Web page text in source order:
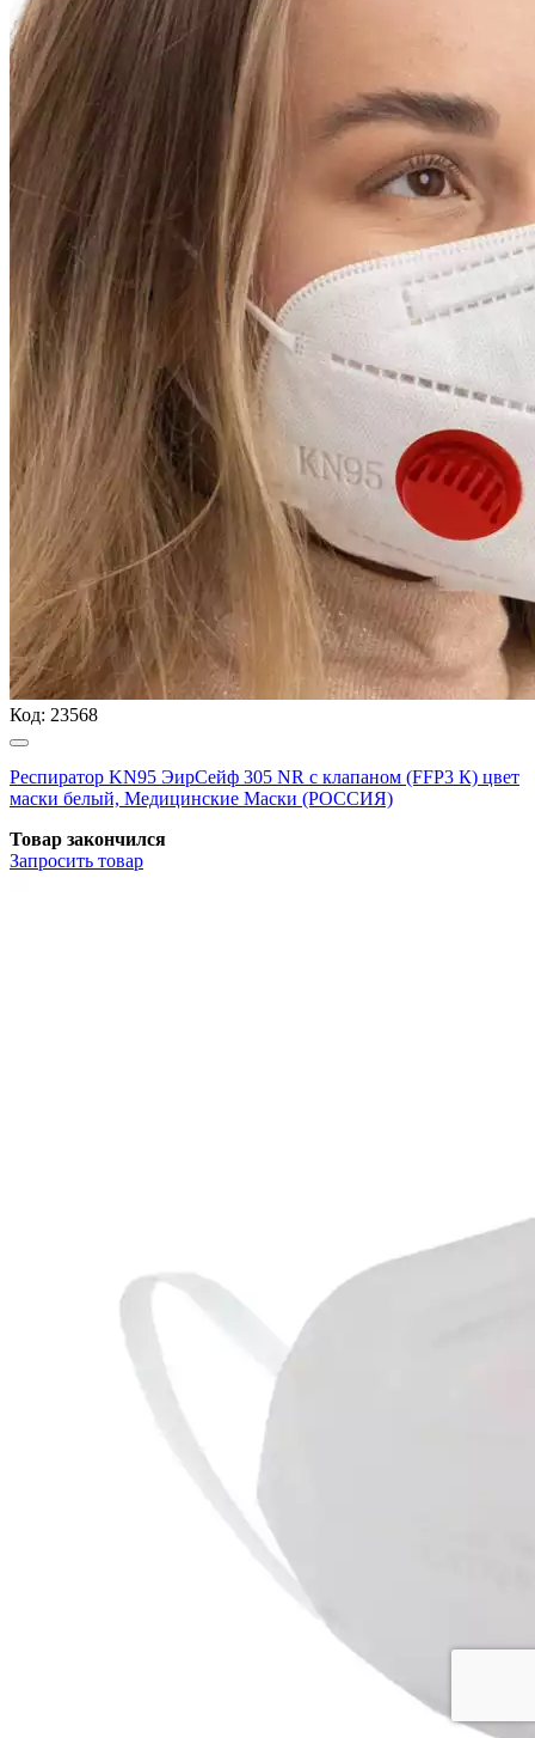
Код: 23568
Респиратор KN95 ЭирСейф 305 NR с клапаном (FFP3 К) цвет
маски белый, Медицинские Маски (РОССИЯ)
Товар закончился
Запросить товар